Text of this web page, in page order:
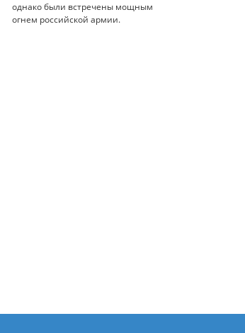
однако были встречены мощным
огнем российской армии.